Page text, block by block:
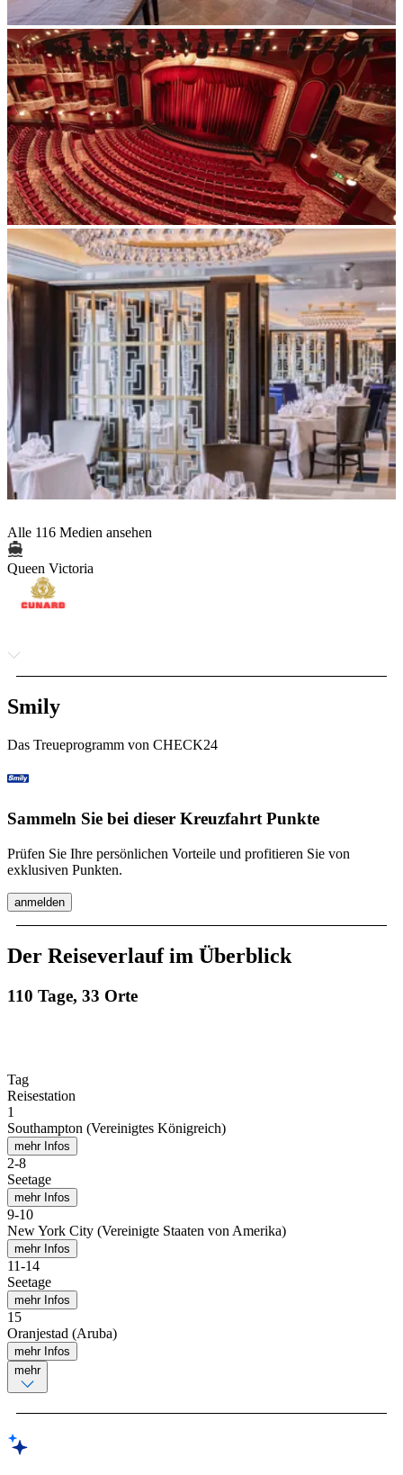
Alle 116 Medien ansehen
Queen Victoria
Smily
Das Treueprogramm von CHECK24
Sammeln Sie bei dieser Kreuzfahrt Punkte
Prüfen Sie Ihre persönlichen Vorteile und profitieren Sie von
exklusiven Punkten.
anmelden
Der Reiseverlauf im Überblick
110 Tage, 33 Orte
Tag
Reisestation
1
Southampton (Vereinigtes Königreich)
mehr Infos
2-8
Seetage
mehr Infos
9-10
New York City (Vereinigte Staaten von Amerika)
mehr Infos
11-14
Seetage
mehr Infos
15
Oranjestad (Aruba)
mehr Infos
mehr